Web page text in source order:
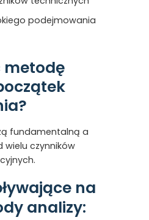
podejmowania
fundamentalną a
wielu czynników
na
analizy: